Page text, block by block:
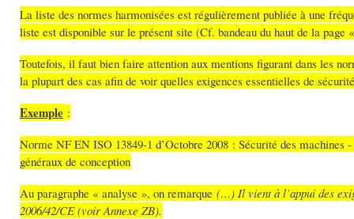
La liste des normes harmonisées est régulièrement publiée à une
liste est disponible sur le présent site (Cf. bandeau du haut de la page
Toutefois, il faut bien faire attention aux mentions figurant dans les
la plupart des cas afin de voir quelles exigences essentielles de
Exemple :
Norme NF EN ISO 13849-1 d’Octobre 2008 : Sécurité des
généraux de conception
Au paragraphe « analyse », on remarque (…) Il vient à l’appui des
2006/42/CE (voir Annexe ZB).